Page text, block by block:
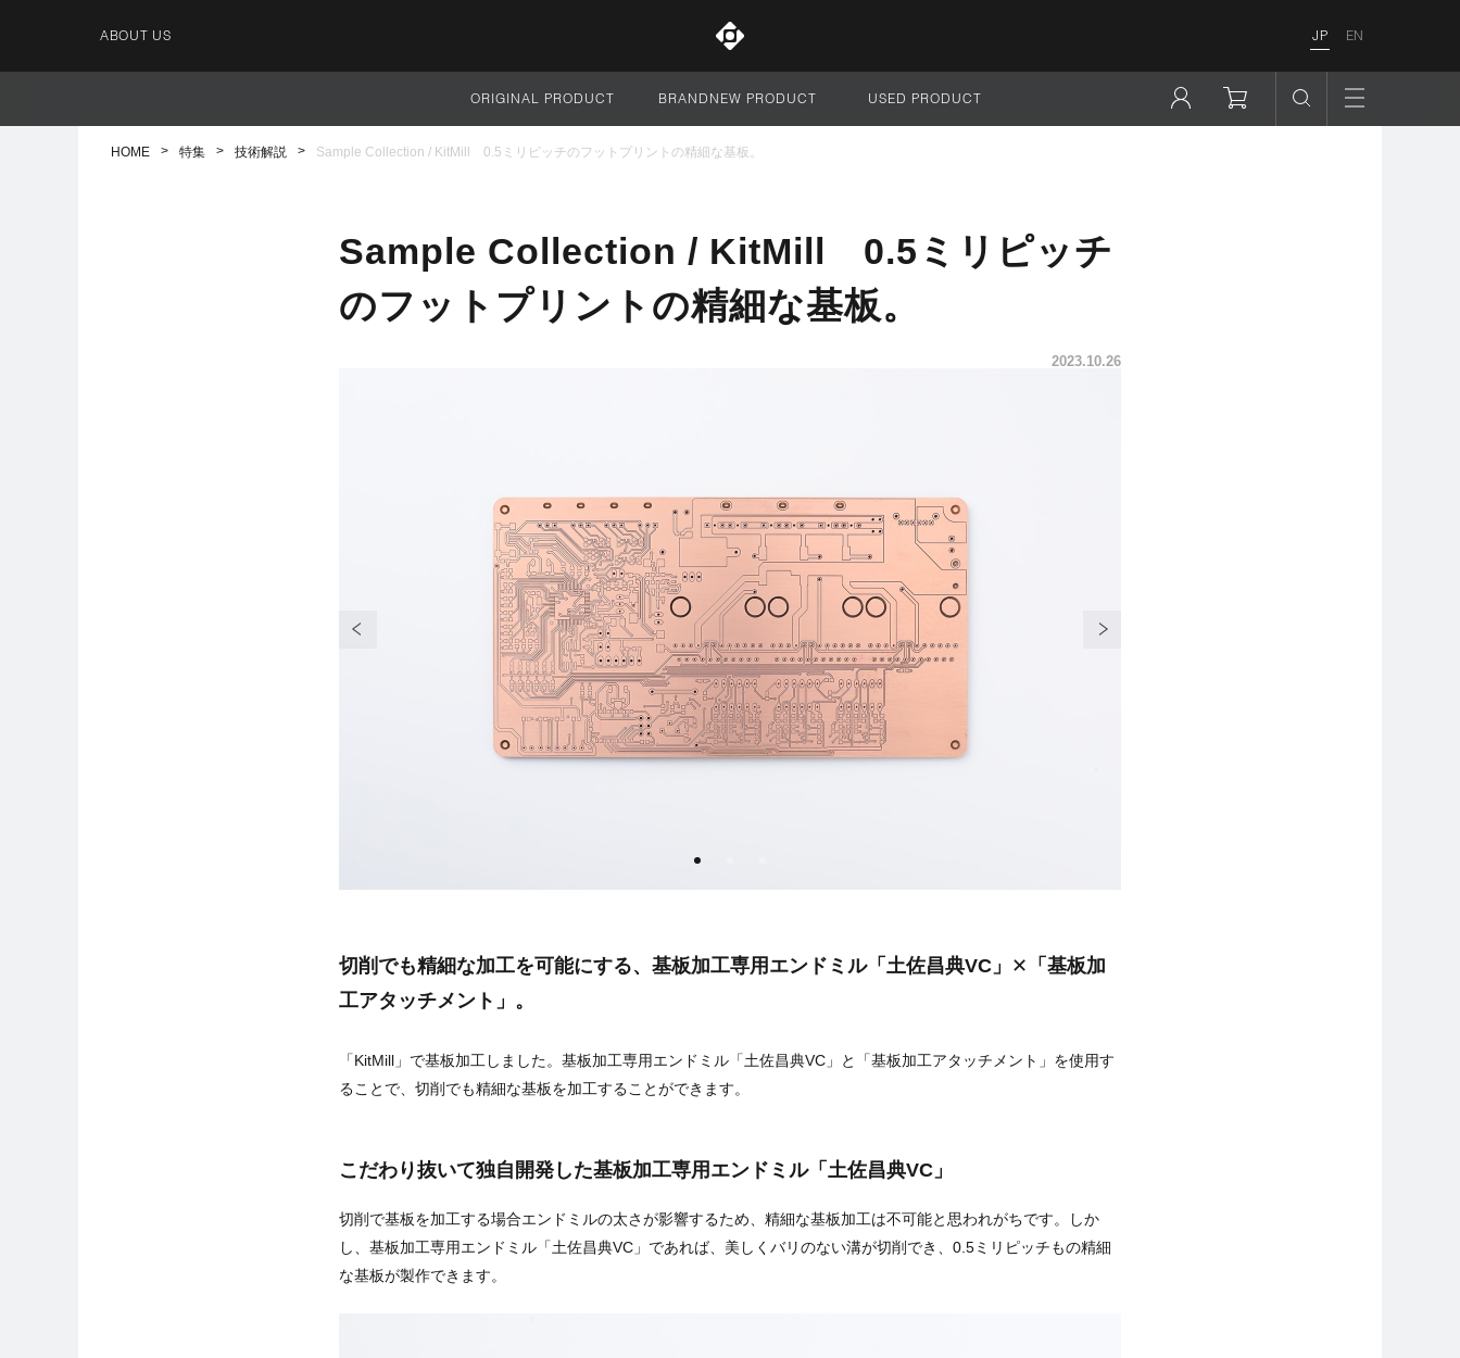
ABOUT US JP EN
サイト全体
ORIGINAL PRODUCT BRANDNEW PRODUCT USED PRODUCT
HOME 特集 技術解説 Sample Collection / KitMill 0.5ミリピッチのフットプリントの精細な基板。
Sample Collection / KitMill 0.5ミリピッチ
のフットプリントの精細な基板。
2023.10.26
切削でも精細な加工を可能にする、基板加工専用エンドミル「土佐昌典VC」 ✕ 「基板加
工アタッチメント」。
「KitMill」で基板加工しました。基板加工専用エンドミル「土佐昌典VC」と「基板加工アタッチメント」を使用す
ることで、切削でも精細な基板を加工することができます。
こだわり抜いて独自開発した基板加工専用エンドミル「土佐昌典VC」
切削で基板を加工する場合エンドミルの太さが影響するため、精細な基板加工は不可能と思われがちです。しか
し、基板加工専用エンドミル「土佐昌典VC」であれば、美しくバリのない溝が切削でき、0.5ミリピッチもの精細
な基板が製作できます。